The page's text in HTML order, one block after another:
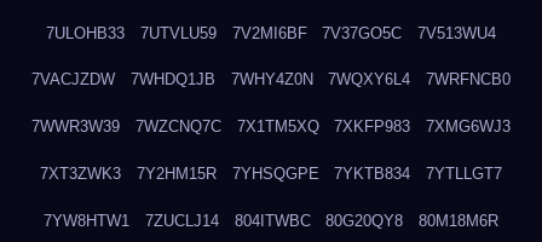
7ULOHB33 7UTVLU59 7V2MI6BF 7V37GO5C 7V513WU4
7VACJZDW 7WHDQ1JB 7WHY4Z0N 7WQXY6L4 7WRFNCB0
7WWR3W39 7WZCNQ7C 7X1TM5XQ 7XKFP983 7XMG6WJ3
7XT3ZWK3 7Y2HM15R 7YHSQGPE 7YKTB834 7YTLLGT7
7YW8HTW1 7ZUCLJ14 804ITWBC 80G20QY8 80M18M6R